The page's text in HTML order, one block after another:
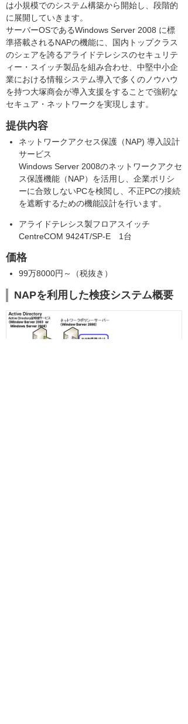
は小規模でのシステム構築から開始し、段階的
に展開していきます。
サーバーOSであるWindows Server 2008 に標
準搭載されるNAPの機能に、国内トップクラス
のシェアを誇るアライドテレシスのセキュリテ
ィー・スイッチ製品を組み合わせ、中堅中小企
業における情報システム導入で多くのノウハウ
を持つ大塚商会が導入支援をすることで強靭な
セキュア・ネットワークを実現します。
提供内容
ネットワークアクセス保護（NAP) 導入設計
サービス
Windows Server 2008のネットワークアクセ
ス保護機能（NAP）を活用し、企業ポリシ
ーに合致しないPCを検閲し、不正PCの接続
を遮断するための機能設計を行います。
アライドテレシス製フロアスイッチ
CentreCOM 9424T/SP-E 1台
価格
99万8000円～（税抜き）
NAPを利用した検疫システム概要